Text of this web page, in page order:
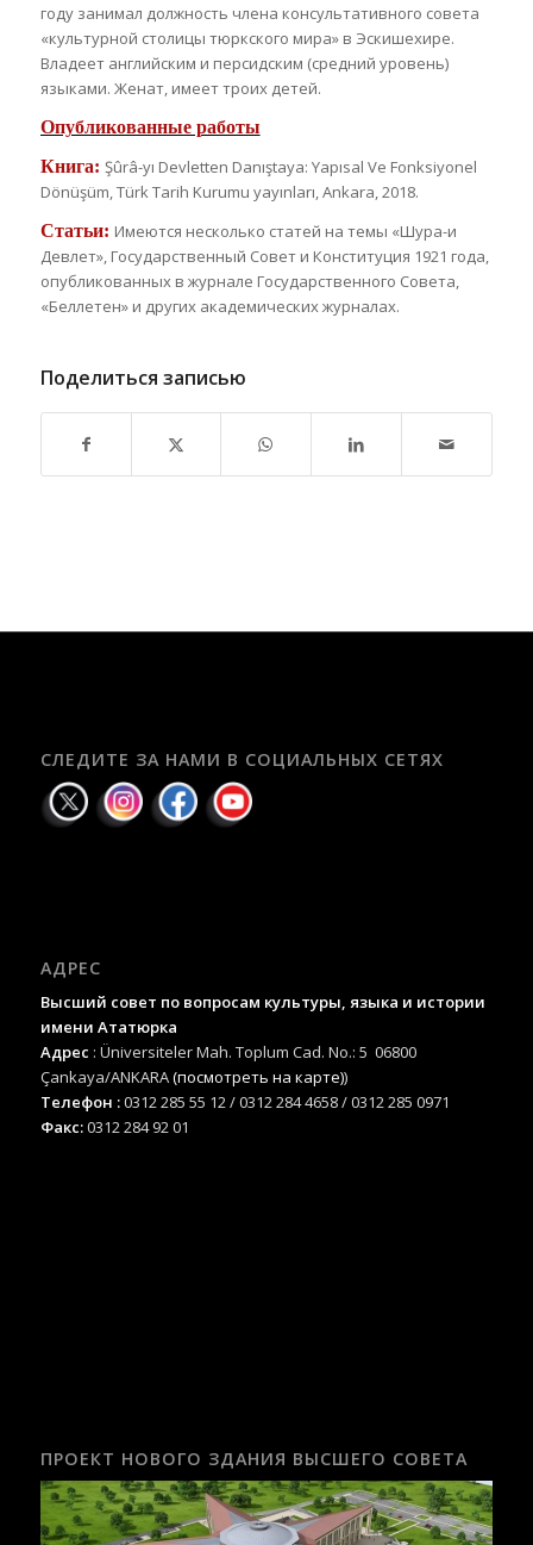
году занимал должность члена консультативного совета
«культурной столицы тюркского мира» в Эскишехире.
Владеет английским и персидским (средний уровень)
языками. Женат, имеет троих детей.
Опубликованные работы
Книга: Şûrâ-yı Devletten Danıştaya: Yapısal Ve Fonksiyonel
Dönüşüm, Türk Tarih Kurumu yayınları, Ankara, 2018.
Статьи: Имеются несколько статей на темы «Шура-и
Девлет», Государственный Совет и Конституция 1921 года,
опубликованных в журнале Государственного Совета,
«Беллетен» и других академических журналах.
Поделиться записью
СЛЕДИТЕ ЗА НАМИ В СОЦИАЛЬНЫХ СЕТЯХ
АДРЕС
Высший совет по вопросам культуры, языка и истории
имени Ататюрка
Адрес : Üniversiteler Mah. Toplum Cad. No.: 5 06800
Çankaya/ANKARA(посмотреть на карте))
Телефон :0312 285 55 12 / 0312 284 4658 / 0312 285 0971
Факс:0312 284 92 01
ПРОЕКТ НОВОГО ЗДАНИЯ ВЫСШЕГО СОВЕТА